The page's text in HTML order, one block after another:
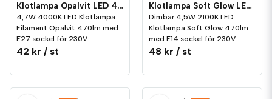
Klotlampa Opalvit LED 470lm E27 4000K
4,7W 4000K LED Klotlampa
Filament Opalvit 470lm med
E27 sockel för 230V.
42 kr / st
Klotlampa Soft Glow LED 470lm E14 2100K Dim
Dimbar 4,5W 2100K LED
Klotlampa Soft Glow 470lm
med E14 sockel för 230V.
48 kr / st